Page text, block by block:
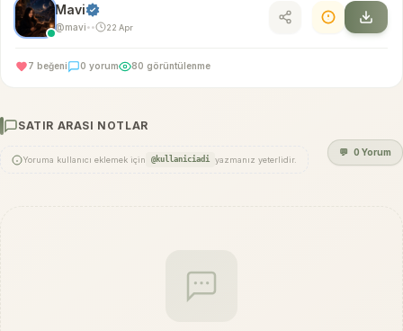
Mavi
@mavi • • 22 Apr
7 beğeni 0 yorum 80 görüntülenme
SATIR ARASI NOTLAR
Yoruma kullanıcı eklemek için @kullaniciadi yazmanız yeterlidir.
💬 0 Yorum